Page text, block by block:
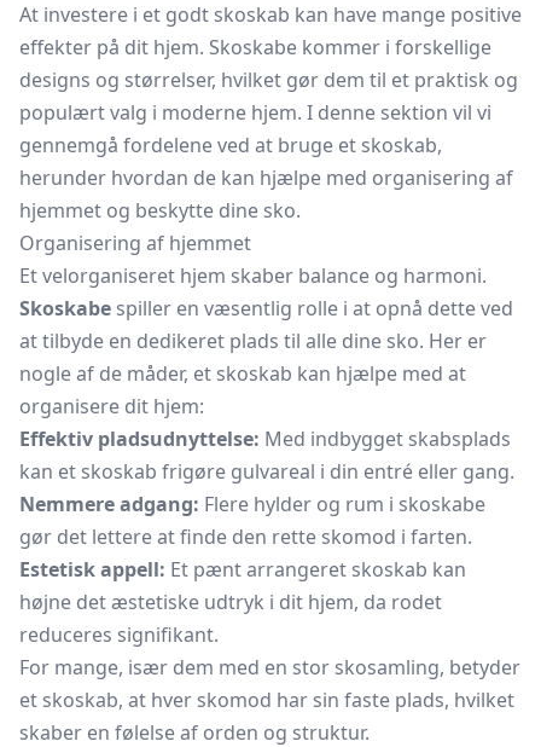
At investere i et godt skoskab kan have mange positive
effekter på dit hjem. Skoskabe kommer i forskellige
designs og størrelser, hvilket gør dem til et praktisk og
populært valg i moderne hjem. I denne sektion vil vi
gennemgå fordelene ved at bruge et skoskab,
herunder hvordan de kan hjælpe med organisering af
hjemmet og beskytte dine sko.
Organisering af hjemmet
Et velorganiseret hjem skaber balance og harmoni.
Skoskabe spiller en væsentlig rolle i at opnå dette ved
at tilbyde en dedikeret plads til alle dine sko. Her er
nogle af de måder, et skoskab kan hjælpe med at
organisere dit hjem:
Effektiv pladsudnyttelse: Med indbygget skabsplads
kan et skoskab frigøre gulvareal i din entré eller gang.
Nemmere adgang: Flere hylder og rum i skoskabe
gør det lettere at finde den rette skomod i farten.
Estetisk appell: Et pænt arrangeret skoskab kan
højne det æstetiske udtryk i dit hjem, da rodet
reduceres signifikant.
For mange, især dem med en stor skosamling, betyder
et skoskab, at hver skomod har sin faste plads, hvilket
skaber en følelse af orden og struktur.